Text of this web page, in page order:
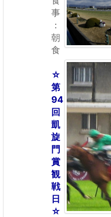
事
：
朝
食
☆
第
94
回
凱
旋
門
賞
観
戦
日
☆